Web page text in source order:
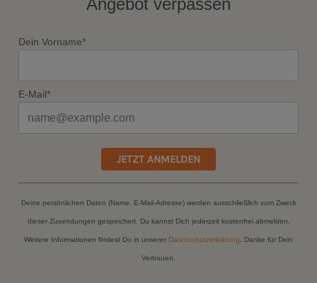
Dein Vorname*
E-Mail*
JETZT ANMELDEN
Deine persönlichen Daten (Name, E-Mail-Adresse) werden ausschließlich zum Zweck
dieser Zusendungen gespeichert. Du kannst Dich jederzeit kostenfrei abmelden.
Weitere Informationen findest Du in unserer Datenschutzerklärung . Danke für Dein
Vertrauen.